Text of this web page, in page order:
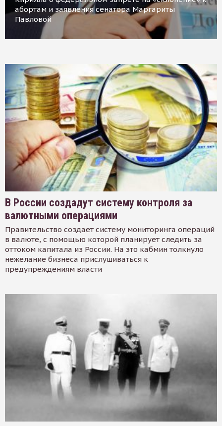
абортам и заявления сенатора Маргариты
Павловой
В России создадут систему контроля за
валютными операциями
Правительство создает систему мониторинга операций
в валюте, с помощью которой планирует следить за
оттоком капитала из России. На это кабмин толкнуло
нежелание бизнеса прислушиваться к
предупреждениям власти